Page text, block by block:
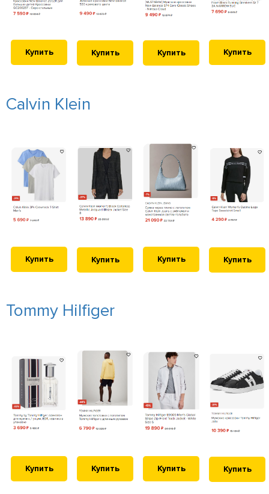
Купить Купить Купить Купить
Calvin Klein
Купить Купить Купить Купить
Tommy Hilfiger
Купить Купить Купить Купить